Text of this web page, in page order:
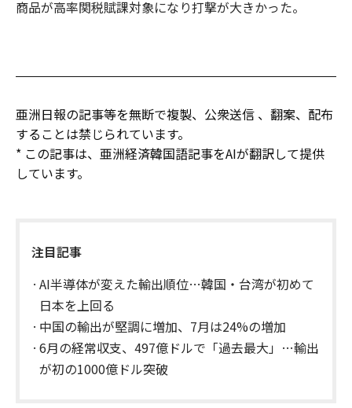
商品が高率関税賦課対象になり打撃が大きかった。
亜洲日報の記事等を無断で複製、公衆送信 、翻案、配布
することは禁じられています。
* この記事は、亜洲経済韓国語記事をAIが翻訳して提供
しています。
注目記事
AI半導体が変えた輸出順位…韓国・台湾が初めて
日本を上回る
中国の輸出が堅調に増加、7月は24%の増加
6月の経常収支、497億ドルで「過去最大」…輸出
が初の1000億ドル突破